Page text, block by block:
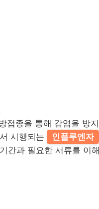
접종을 통해 감염을 방지
시행되는
인플루엔자
간과 필요한 서류를 이해